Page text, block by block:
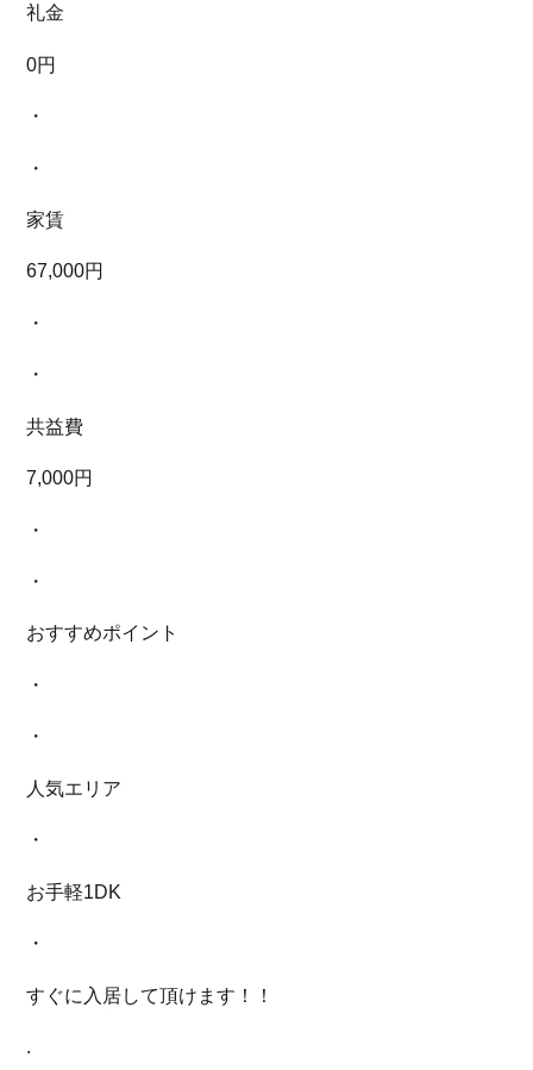
礼金
0円
・
・
家賃
67,000円
・
・
共益費
7,000円
・
・
おすすめポイント
・
・
人気エリア
・
お手軽1DK
・
すぐに入居して頂けます！！
.